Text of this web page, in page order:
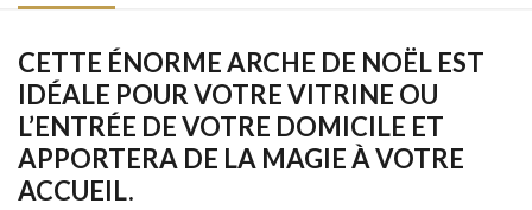
CETTE ÉNORME ARCHE DE NOËL EST
IDÉALE POUR VOTRE VITRINE OU
L’ENTRÉE DE VOTRE DOMICILE ET
APPORTERA DE LA MAGIE À VOTRE
ACCUEIL.